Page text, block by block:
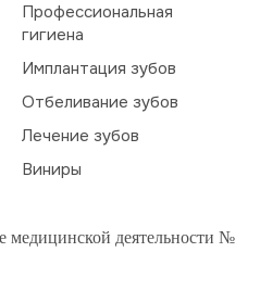
Профессиональная
гигиена
Имплантация зубов
Отбеливание зубов
Лечение зубов
Виниры
медицинской деятельности №